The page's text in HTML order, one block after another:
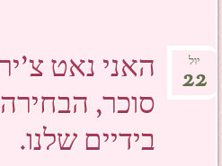
האני נאט
סוכר,
בידיים שלנו.
יול
22